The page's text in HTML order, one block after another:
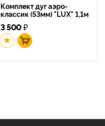
Комплект дуг аэро-
классик (53мм) "LUX" 1,1м
3 500₽